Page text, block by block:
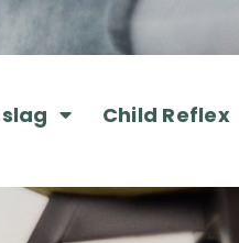
Child Reflex